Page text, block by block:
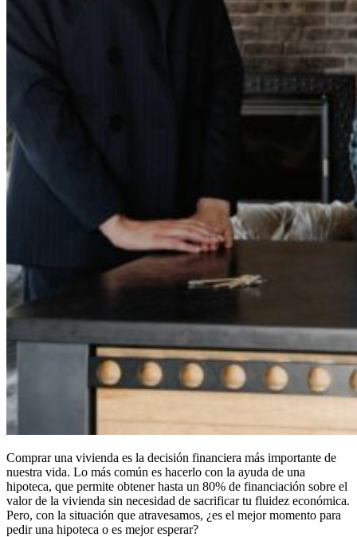
Comprar una vivienda es la decisión financiera más importante de
nuestra vida. Lo más común es hacerlo con la ayuda de una
hipoteca, que permite obtener hasta un 80% de financiación sobre el
valor de la vivienda sin necesidad de sacrificar tu fluidez económica.
Pero, con la situación que atravesamos, ¿es el mejor momento para
pedir una hipoteca o es mejor esperar?